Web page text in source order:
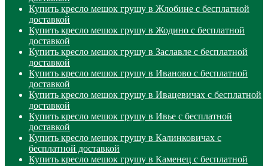
Купить кресло мешок грушу в Жлобине с бесплатной
доставкой
Купить кресло мешок грушу в Жодино с бесплатной
доставкой
Купить кресло мешок грушу в Заславле с бесплатной
доставкой
Купить кресло мешок грушу в Иваново с бесплатной
доставкой
Купить кресло мешок грушу в Ивацевичах с бесплатной
доставкой
Купить кресло мешок грушу в Ивье с бесплатной
доставкой
Купить кресло мешок грушу в Калинковичах с
бесплатной доставкой
Купить кресло мешок грушу в Каменец с бесплатной